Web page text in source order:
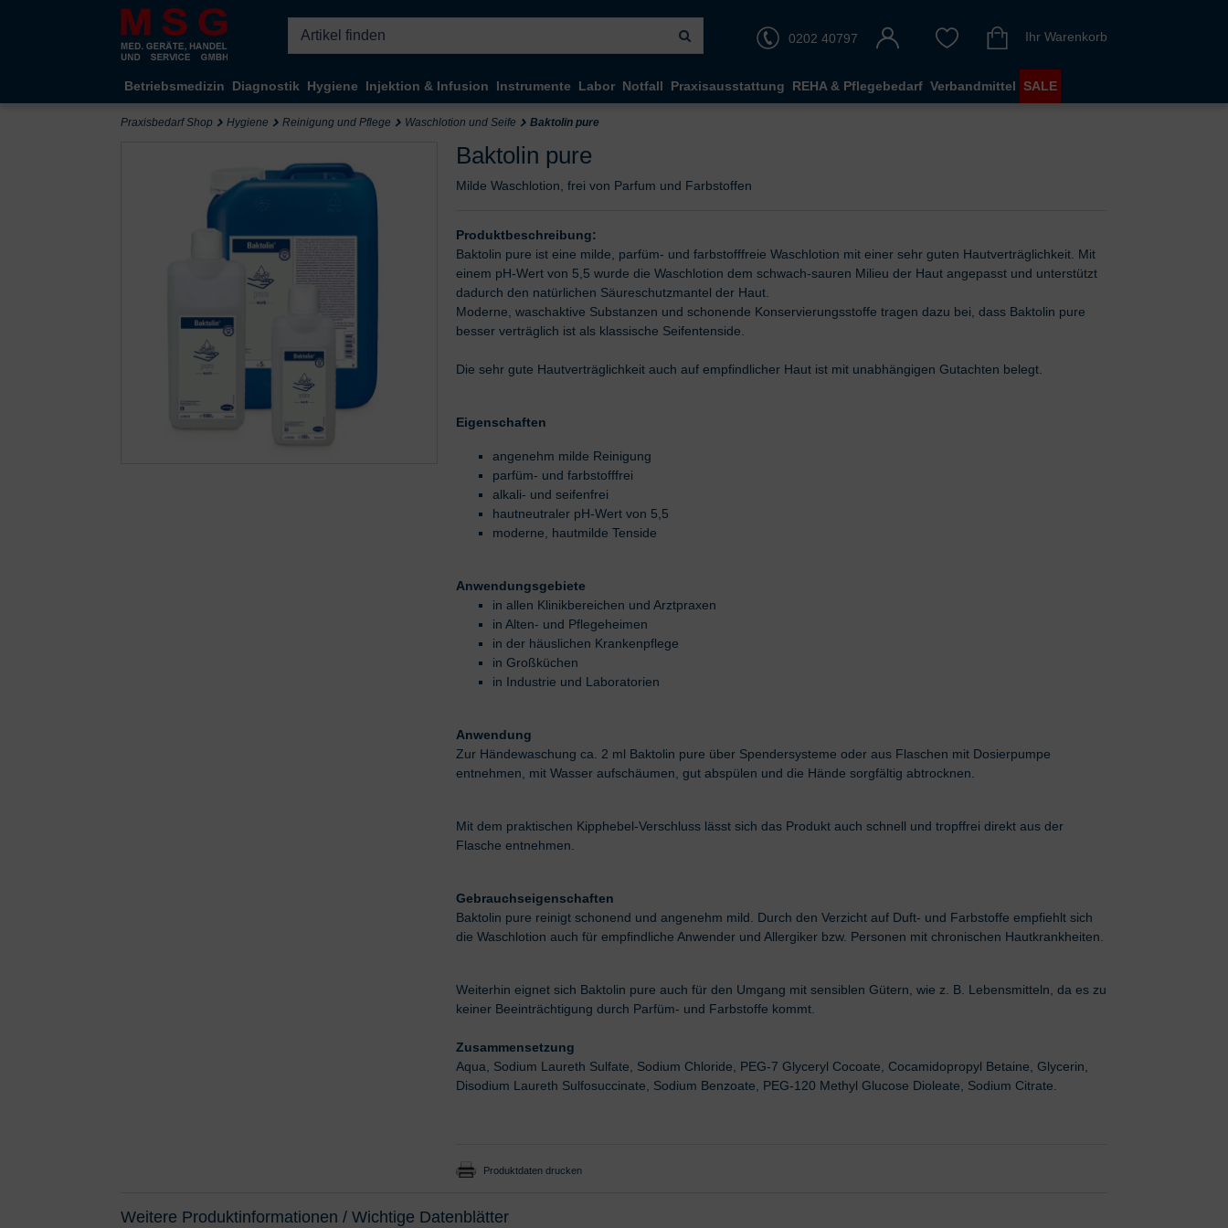
Kompletten Head der Seite überspringen
0202 40797
Ihr Warenkorb
Betriebsmedizin Diagnostik Hygiene Injektion & Infusion Instrumente Labor Notfall Praxisausstattung REHA & Pflegebedarf Verbandmittel SALE
Praxisbedarf Shop Hygiene Reinigung und Pflege Waschlotion und Seife Baktolin pure
Baktolin pure
Milde Waschlotion, frei von Parfum und Farbstoffen
Produktbeschreibung:
Baktolin pure ist eine milde, parfüm- und farbstofffreie Waschlotion mit einer sehr guten Hautverträglichkeit. Mit
einem pH-Wert von 5,5 wurde die Waschlotion dem schwach-sauren Milieu der Haut angepasst und unterstützt
dadurch den natürlichen Säureschutzmantel der Haut.
Moderne, waschaktive Substanzen und schonende Konservierungsstoffe tragen dazu bei, dass Baktolin pure
besser verträglich ist als klassische Seifentenside.
Die sehr gute Hautverträglichkeit auch auf empfindlicher Haut ist mit unabhängigen Gutachten belegt.
Eigenschaften
angenehm milde Reinigung
parfüm- und farbstofffrei
alkali- und seifenfrei
hautneutraler pH-Wert von 5,5
moderne, hautmilde Tenside
Anwendungsgebiete
in allen Klinikbereichen und Arztpraxen
in Alten- und Pflegeheimen
in der häuslichen Krankenpflege
in Großküchen
in Industrie und Laboratorien
Anwendung
Zur Händewaschung ca. 2 ml Baktolin pure über Spendersysteme oder aus Flaschen mit Dosierpumpe
entnehmen, mit Wasser aufschäumen, gut abspülen und die Hände sorgfältig abtrocknen.
Mit dem praktischen Kipphebel-Verschluss lässt sich das Produkt auch schnell und tropffrei direkt aus der
Flasche entnehmen.
Gebrauchseigenschaften
Baktolin pure reinigt schonend und angenehm mild. Durch den Verzicht auf Duft- und Farbstoffe empfiehlt sich
die Waschlotion auch für empfindliche Anwender und Allergiker bzw. Personen mit chronischen Hautkrankheiten.
Weiterhin eignet sich Baktolin pure auch für den Umgang mit sensiblen Gütern, wie z. B. Lebensmitteln, da es zu
keiner Beeinträchtigung durch Parfüm- und Farbstoffe kommt.
Zusammensetzung
Aqua, Sodium Laureth Sulfate, Sodium Chloride, PEG-7 Glyceryl Cocoate, Cocamidopropyl Betaine, Glycerin,
Disodium Laureth Sulfosuccinate, Sodium Benzoate, PEG-120 Methyl Glucose Dioleate, Sodium Citrate.
Produktdaten drucken
Weitere Produktinformationen / Wichtige Datenblätter